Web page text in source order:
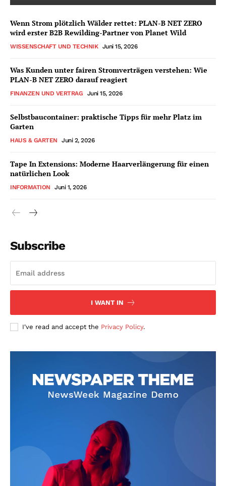
Wenn Strom plötzlich Wälder rettet: PLAN-B NET ZERO
wird erster B2B Rewilding-Partner von Planet Wild
WISSENSCHAFT UND TECHNIK Juni 15, 2026
Was Kunden unter fairen Stromverträgen verstehen: Wie
PLAN-B NET ZERO darauf reagiert
FINANZEN UND VERTRAG Juni 15, 2026
Selbstbaucontainer: praktische Tipps für mehr Platz im
Garten
HAUS & GARTEN Juni 2, 2026
Tape In Extensions: Moderne Haarverlängerung für einen
natürlichen Look
INFORMATION Juni 1, 2026
Subscribe
I WANT IN
I've read and accept the Privacy Policy.